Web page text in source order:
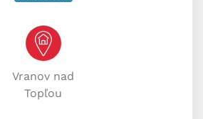
Vranov nad
Topľou